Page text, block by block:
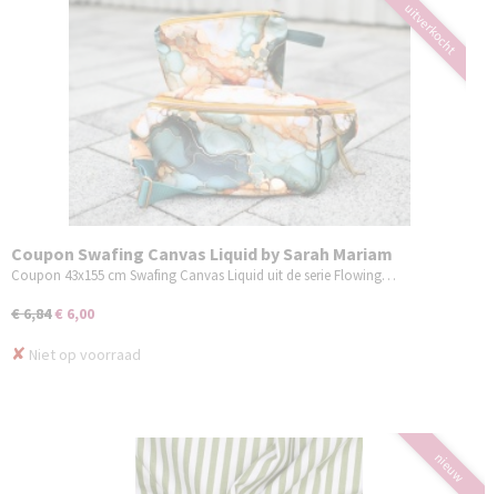
uitverkocht
Coupon Swafing Canvas Liquid by Sarah Mariam
oranjebruin/petrol 43x155 cm
Coupon 43x155 cm Swafing Canvas Liquid uit de serie Flowing…
€ 6,84€ 6,00
✘ Niet op voorraad
nieuw